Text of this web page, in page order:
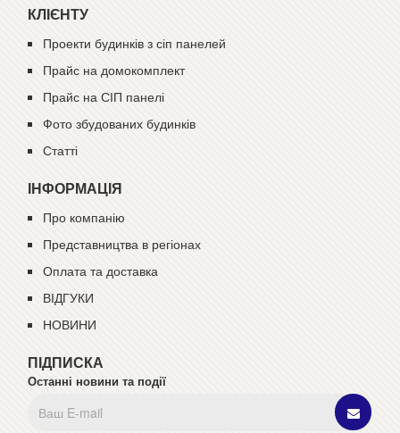
КЛІЄНТУ
Проекти будинків з сіп панелей
Прайс на домокомплект
Прайс на СІП панелі
Фото збудованих будинків
Статті
ІНФОРМАЦІЯ
Про компанію
Представництва в регіонах
Оплата та доставка
ВІДГУКИ
НОВИНИ
ПІДПИСКА
Останні новини та події